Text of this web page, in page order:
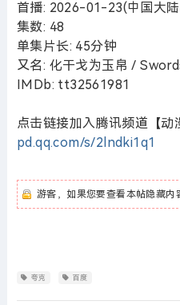
首播: 2026-01-23(中国大
集数: 48
单集片长: 45分钟
又名: 化干戈为玉帛 /
IMDb: tt32561981
点击链接加入腾讯频道【动
pd.qq.com/s/2lndki1q1
游客，如果您要查看本帖隐藏内
夸克 百度